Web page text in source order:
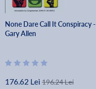
None Dare Call It Conspiracy -
Gary Allen
176.62 Lei 196.24 Lei